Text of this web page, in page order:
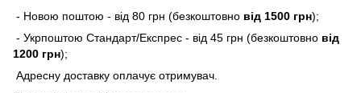
- Новою поштою - від 80 грн (безкоштовно від 1500 грн);
- Укрпоштою Стандарт/Експрес - від 45 грн (безкоштовно від
1200 грн);
Адресну доставку оплачує отримувач.